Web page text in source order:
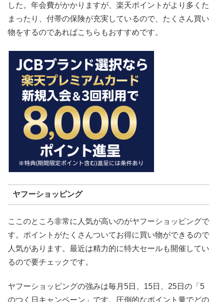
した。年会費がかかりますが、楽天ポイントがより多くた
まったり、付帯の保険が充実しているので、たくさん買い
物をするのであればこちらもおすすめです。
ヤフーショッピング
ここのところ非常に人気が高いのがヤフーショッピングで
す。ポイントがたくさんついてお得に買い物ができるので
人気があります。最近は精力的に特大セールも開催してい
るので要チェックです。
ヤフーショッピングの強みは毎月5日、15日、25日の「5
のつく日キャンペーン」です。圧倒的なポイント量でどの